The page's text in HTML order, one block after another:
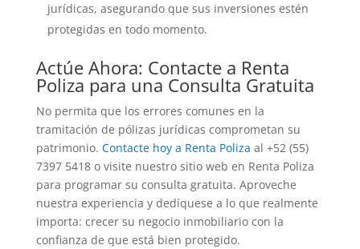
jurídicas, asegurando que sus inversiones estén
protegidas en todo momento.
Actúe Ahora: Contacte a Renta
Poliza para una Consulta Gratuita
No permita que los errores comunes en la
tramitación de pólizas jurídicas comprometan su
patrimonio. Contacte hoy a Renta Poliza al +52 (55)
7397 5418 o visite nuestro sitio web en Renta Poliza
para programar su consulta gratuita. Aproveche
nuestra experiencia y dedíquese a lo que realmente
importa: crecer su negocio inmobiliario con la
confianza de que está bien protegido.